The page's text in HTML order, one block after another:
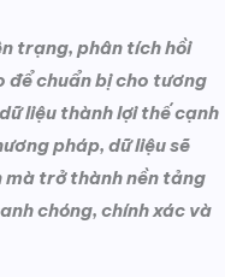
trạng, phân tích hồi
để chuẩn bị cho tương
liệu thành lợi thế cạnh
pháp, dữ liệu sẽ
mà trở thành nền tảng
chóng, chính xác và